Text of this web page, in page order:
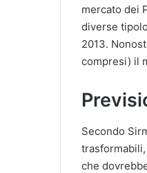
mercato dei
diverse
2013.
compresi) il
Secondo
che